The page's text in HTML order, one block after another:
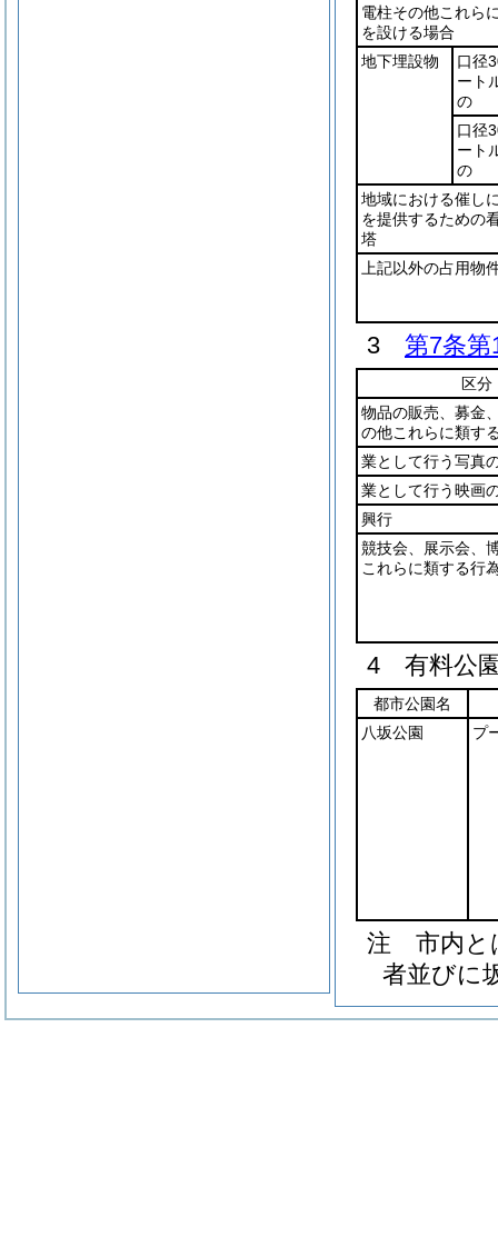
電柱その他これら
を設ける場合
地下埋設物
口径
ート
の
口径
ート
の
地域における催し
を提供するための
塔
上記以外の占用物
3 第7条第
区分
物品の販売、募金
の他これらに類す
業として行う写真
業として行う映画
興行
競技会、展示会、
これらに類する行
4 有料公
都市公園名
八坂公園
プ
注 市内と
者並びに